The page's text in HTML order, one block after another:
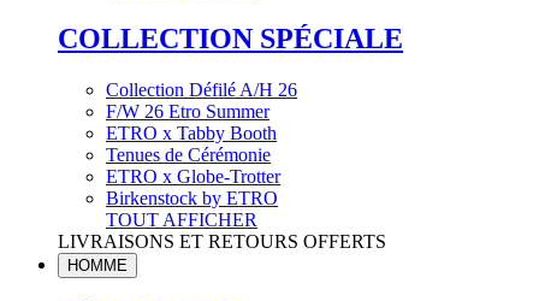
COLLECTION SPÉCIALE
Collection Défilé A/H 26
F/W 26 Etro Summer
ETRO x Tabby Booth
Tenues de Cérémonie
ETRO x Globe-Trotter
Birkenstock by ETRO
TOUT AFFICHER
LIVRAISONS ET RETOURS OFFERTS
HOMME